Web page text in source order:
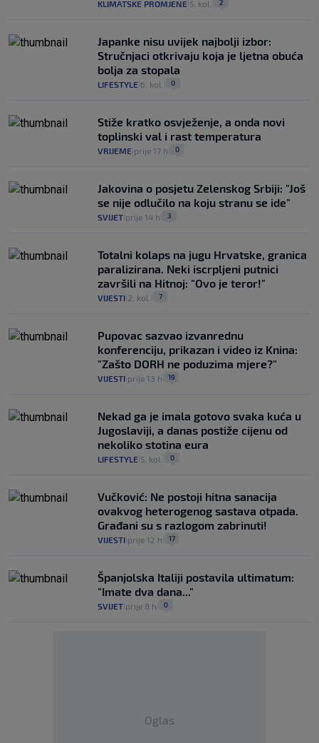
KLIMATSKE PROMJENE 5. kol. 2
Japanke nisu uvijek najbolji izbor:
Stručnjaci otkrivaju koja je ljetna obuća
bolja za stopala
LIFESTYLE 6. kol. 0
Stiže kratko osvježenje, a onda novi
toplinski val i rast temperatura
VRIJEME prije 17 h 0
Jakovina o posjetu Zelenskog Srbiji: "Još
se nije odlučilo na koju stranu se ide"
SVIJET prije 14 h 3
Totalni kolaps na jugu Hrvatske, granica
paralizirana. Neki iscrpljeni putnici
završili na Hitnoj: "Ovo je teror!"
VIJESTI 2. kol. 7
Pupovac sazvao izvanrednu
konferenciju, prikazan i video iz Knina:
"Zašto DORH ne poduzima mjere?"
VIJESTI prije 13 h 19
Nekad ga je imala gotovo svaka kuća u
Jugoslaviji, a danas postiže cijenu od
nekoliko stotina eura
LIFESTYLE 5. kol. 0
Vučković: Ne postoji hitna sanacija
ovakvog heterogenog sastava otpada.
Građani su s razlogom zabrinuti!
VIJESTI prije 12 h 17
Španjolska Italiji postavila ultimatum:
"Imate dva dana..."
SVIJET prije 8 h 0
Oglas